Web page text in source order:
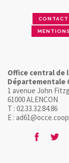
CONTACT
Office central de
Départementale
1 avenue John
61000 ALENCON
T : 02.33.32.84.86
E : ad61@occe.coop